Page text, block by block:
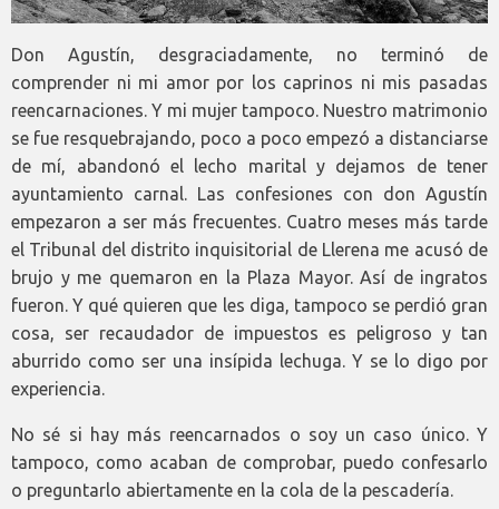
Don Agustín, desgraciadamente, no terminó de
comprender ni mi amor por los caprinos ni mis pasadas
reencarnaciones. Y mi mujer tampoco. Nuestro matrimonio
se fue resquebrajando, poco a poco empezó a distanciarse
de mí, abandonó el lecho marital y dejamos de tener
ayuntamiento carnal. Las confesiones con don Agustín
empezaron a ser más frecuentes. Cuatro meses más tarde
el Tribunal del distrito inquisitorial de Llerena me acusó de
brujo y me quemaron en la Plaza Mayor. Así de ingratos
fueron. Y qué quieren que les diga, tampoco se perdió gran
cosa, ser recaudador de impuestos es peligroso y tan
aburrido como ser una insípida lechuga. Y se lo digo por
experiencia.
No sé si hay más reencarnados o soy un caso único. Y
tampoco, como acaban de comprobar, puedo confesarlo
o preguntarlo abiertamente en la cola de la pescadería.